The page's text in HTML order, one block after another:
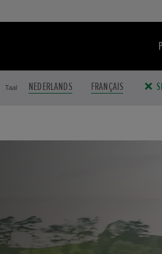
Taal NEDERLANDS FRANÇAIS